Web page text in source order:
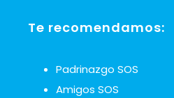
Te recomendamos:
Padrinazgo SOS
Amigos SOS